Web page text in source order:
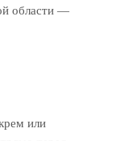
области —
или